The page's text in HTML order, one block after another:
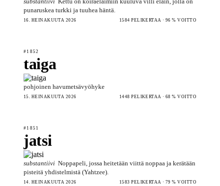
punaruskea turkki ja tuuhea häntä.
16. HEINÄKUUTA 2026 1584 PELIKERTAA · 96 % VOITTO
#1852
taiga
pohjoinen havumetsävyöhyke
15. HEINÄKUUTA 2026 1448 PELIKERTAA · 68 % VOITTO
#1851
jatsi
substantiivi Noppapeli, jossa heitetään viittä noppaa ja kerätään
pisteitä yhdistelmistä (Yahtzee).
14. HEINÄKUUTA 2026 1583 PELIKERTAA · 79 % VOITTO